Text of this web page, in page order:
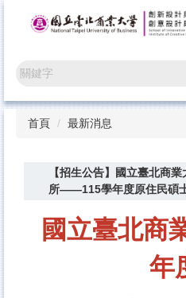
區
首頁 最新消息
【招生公告】國立臺北商
所——115學年度原住民碩
國立臺北商
年